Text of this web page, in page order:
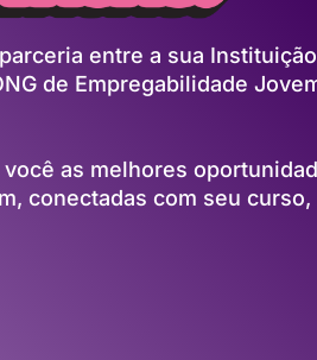
entre a sua
de Empregabilidade
as melhores
conectadas com seu